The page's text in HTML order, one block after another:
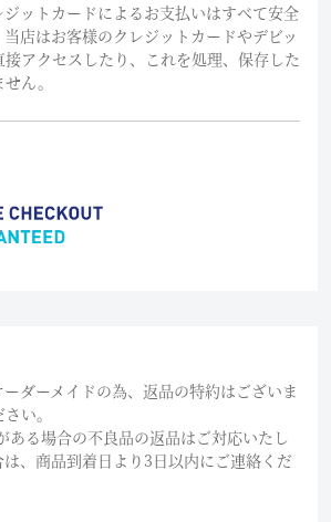
ットカードによるお支払いはすべて安全
店はお客様のクレジットカードやデビッ
接アクセスしたり、これを処理、保存した
ん。
ダーメイドの為、返品の特約はございま
い。
ある場合の不良品の返品はご対応いたし
、商品到着日より3日以内にご連絡くだ